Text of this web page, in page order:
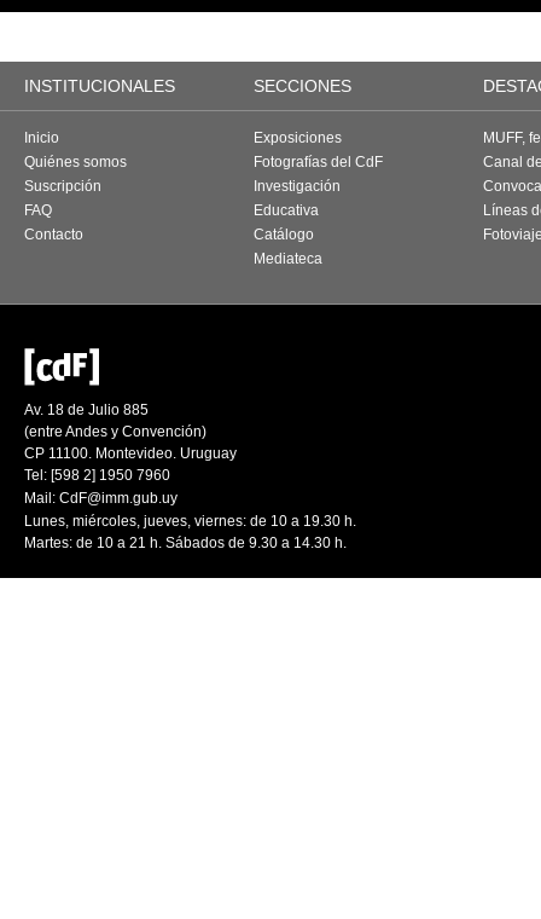
INSTITUCIONALES SECCIONES
Inicio
Quiénes somos
Suscripción
FAQ
Contacto
Exposiciones
Fotografías del CdF
Investigación
Educativa
Catálogo
Mediateca
MUFF,
Canal
Líneas
Av. 18 de Julio 885
(entre Andes y Convención)
CP 11100. Montevideo. Uruguay
Tel: [598 2] 1950 7960
Mail: CdF@imm.gub.uy
Lunes, miércoles, jueves, viernes: de 10 a 19.30 h.
Martes: de 10 a 21 h. Sábados de 9.30 a 14.30 h.